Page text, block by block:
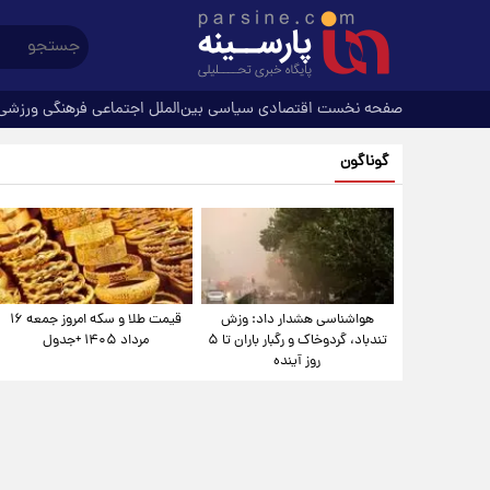
صفحه نخست اقتصادی سیاسی بین‌الملل اجتماعی فرهنگی
گوناگون
هواشناسی هشدار داد: وزش
تندباد، گردوخاک و رگبار باران تا ۵
روز آینده
قیمت طلا و سکه امروز جمعه ۱۶
مرداد ۱۴۰۵ +جدول